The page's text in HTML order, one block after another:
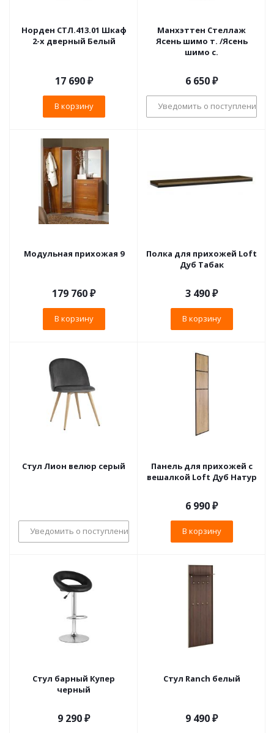
Норден СТЛ.413.01 Шкаф
2-х дверный Белый
17 690₽
В корзину
Манхэттен Стеллаж
Ясень шимо т. /Ясень
шимо с.
6 650₽
Уведомить о поступлении
Модульная прихожая 9
179 760₽
В корзину
Полка для прихожей Loft
Дуб Табак
3 490₽
В корзину
Стул Лион велюр серый
Уведомить о поступлении
Панель для прихожей с
вешалкой Loft Дуб Натур
6 990₽
В корзину
Стул барный Купер
черный
9 290₽
Стул Ranch белый
9 490₽